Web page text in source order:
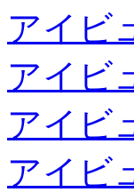
アイビ
アイビ
アイビ
アイビ